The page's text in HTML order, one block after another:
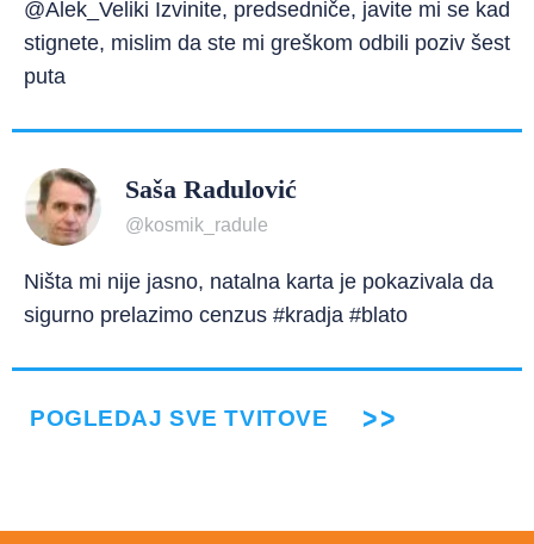
@Alek_Veliki Izvinite, predsedniče, javite mi se kad
stignete, mislim da ste mi greškom odbili poziv šest
puta
Saša Radulović
@kosmik_radule
Ništa mi nije jasno, natalna karta je pokazivala da
sigurno prelazimo cenzus #kradja #blato
POGLEDAJ SVE TVITOVE